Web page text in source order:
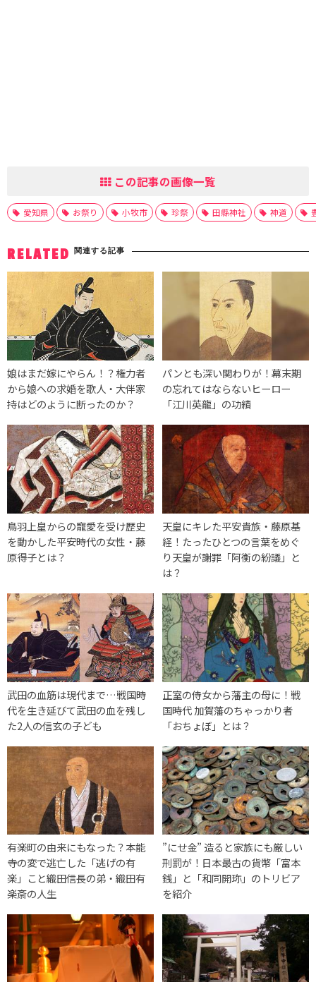
この記事の画像一覧
愛知県 お祭り 小牧市 珍祭 田縣神社 神道
RELATED 関連する記事
娘はまだ嫁にやらん！？権力者
から娘への求婚を歌人・大伴家
持はどのように断ったのか？
パンとも深い関わりが！幕末期
の忘れてはならないヒーロー
「江川英龍」の功績
鳥羽上皇からの寵愛を受け歴史
を動かした平安時代の女性・藤
原得子とは？
天皇にキレた平安貴族・藤原基
経！たったひとつの言葉をめぐ
り天皇が謝罪「阿衡の紛議」と
は？
武田の血筋は現代まで…戦国時
代を生き延びて武田の血を残し
た2人の信玄の子ども
正室の侍女から藩主の母に！戦
国時代 加賀藩のちゃっかり者
「おちょぼ」とは？
有楽町の由来にもなった？本能
寺の変で逃亡した「逃げの有
楽」こと織田信長の弟・織田有
楽斎の人生
”にせ金” 造ると家族にも厳しい
刑罰が！日本最古の貨幣「富本
銭」と「和同開珎」のトリビア
を紹介